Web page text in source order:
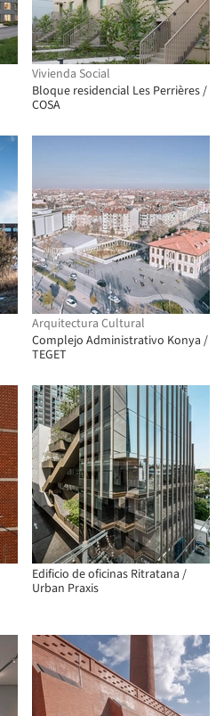
Vivienda Social
Bloque residencial Les Perrières /
COSA
Arquitectura Cultural
Complejo Administrativo Konya /
TEGET
Edificio de oficinas Ritratana /
Urban Praxis